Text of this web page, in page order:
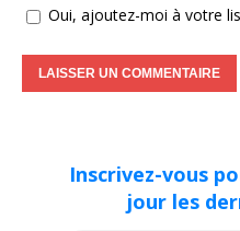
Oui, ajoutez-moi à votre
Inscrivez-vous
jour les